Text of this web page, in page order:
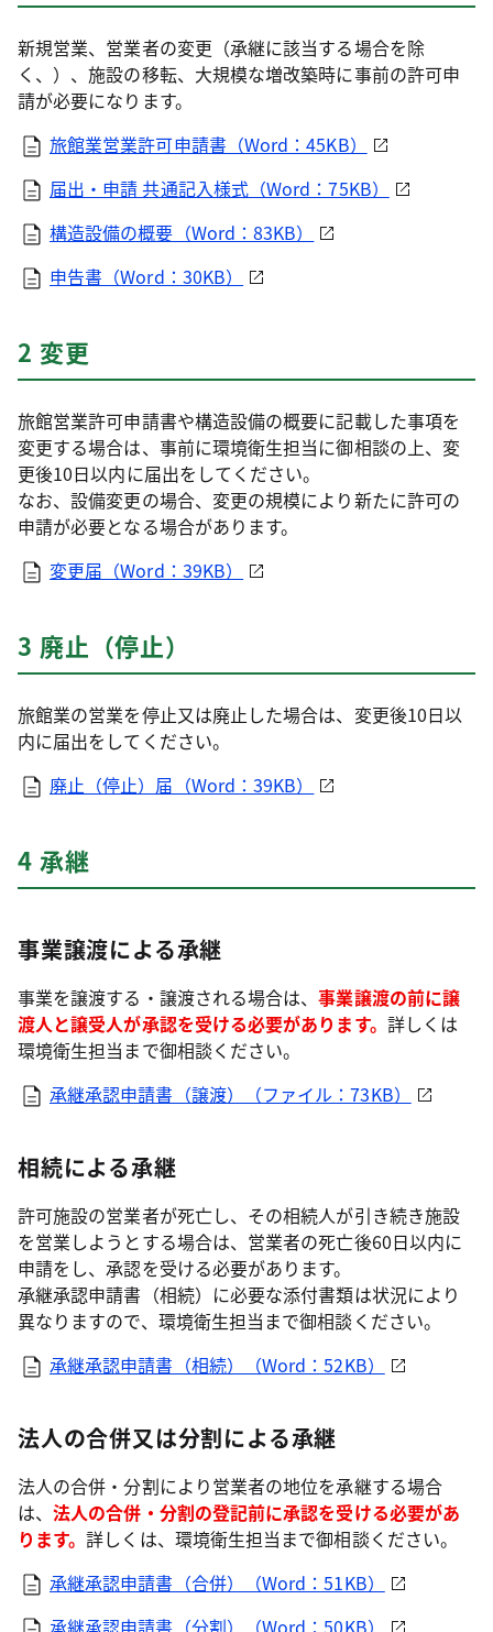
新規営業、営業者の変更（承継に該当する場合を除
く、）、施設の移転、大規模な増改築時に事前の許可申
請が必要になります。
旅館業営業許可申請書（Word：45KB）
届出・申請 共通記入様式（Word：75KB）
構造設備の概要（Word：83KB）
申告書（Word：30KB）
2 変更
旅館営業許可申請書や構造設備の概要に記載した事項を
変更する場合は、事前に環境衛生担当に御相談の上、変
更後10日以内に届出をしてください。
なお、設備変更の場合、変更の規模により新たに許可の
申請が必要となる場合があります。
変更届（Word：39KB）
3 廃止（停止）
旅館業の営業を停止又は廃止した場合は、変更後10日以
内に届出をしてください。
廃止（停止）届（Word：39KB）
4 承継
事業譲渡による承継
事業を譲渡する・譲渡される場合は、事業譲渡の前に譲
渡人と譲受人が承認を受ける必要があります。 詳しくは
環境衛生担当まで御相談ください。
承継承認申請書（譲渡）（ファイル：73KB）
相続による承継
許可施設の営業者が死亡し、その相続人が引き続き施設
を営業しようとする場合は、営業者の死亡後60日以内に
申請をし、承認を受ける必要があります。
承継承認申請書（相続）に必要な添付書類は状況により
異なりますので、環境衛生担当まで御相談ください。
承継承認申請書（相続）（Word：52KB）
法人の合併又は分割による承継
法人の合併・分割により営業者の地位を承継する場合
は、法人の合併・分割の登記前に承認を受ける必要があ
ります。詳しくは、環境衛生担当まで御相談ください。
承継承認申請書（合併）（Word：51KB）
承継承認申請書（分割）（Word：50KB）